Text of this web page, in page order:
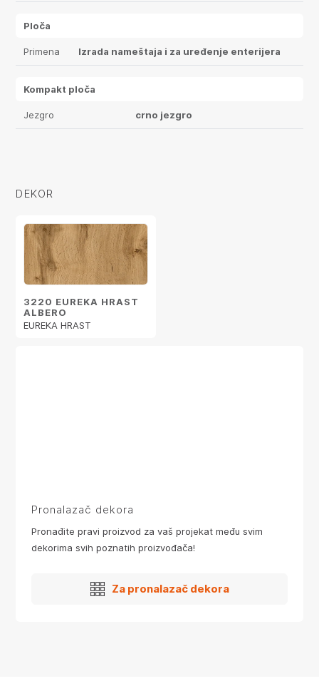
Ploča
Primena Izrada nameštaja i za uređenje enterijera
Kompakt ploča
Jezgro crno jezgro
DEKOR
3220 EUREKA HRAST
ALBERO
EUREKA HRAST
Pronalazač dekora
Pronađite pravi proizvod za vaš projekat među svim
dekorima svih poznatih proizvođača!
Za pronalazač dekora